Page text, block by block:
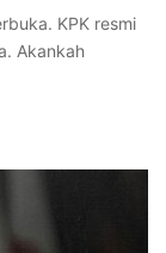
KPK resmi
Akankah